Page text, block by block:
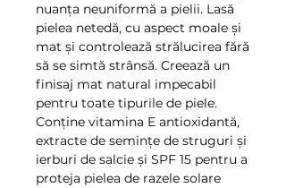
nuanța neuniformă a pielii. Lasă
pielea netedă, cu aspect moale și
mat și controlează strălucirea fără
să se simtă strânsă. Creează un
finisaj mat natural impecabil
pentru toate tipurile de piele.
Conține vitamina E antioxidantă,
extracte de semințe de struguri și
ierburi de salcie și SPF 15 pentru a
proteja pielea de razele solare